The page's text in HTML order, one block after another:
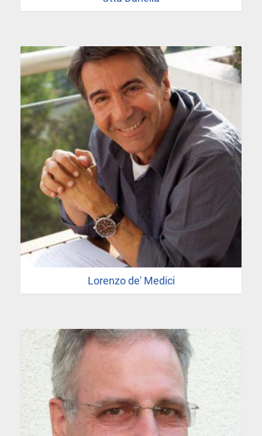
Lorenzo de' Medici